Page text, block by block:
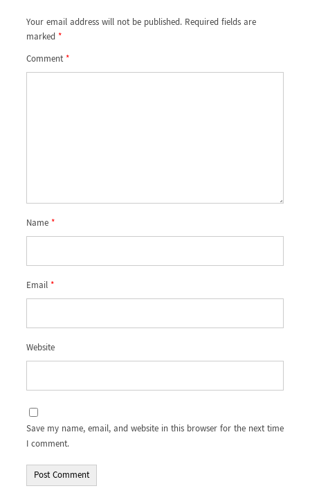
Your email address will not be published. Required fields are
marked*
Comment*
Name*
Email*
Website
Save my name, email, and website in this browser for the next time
I comment.